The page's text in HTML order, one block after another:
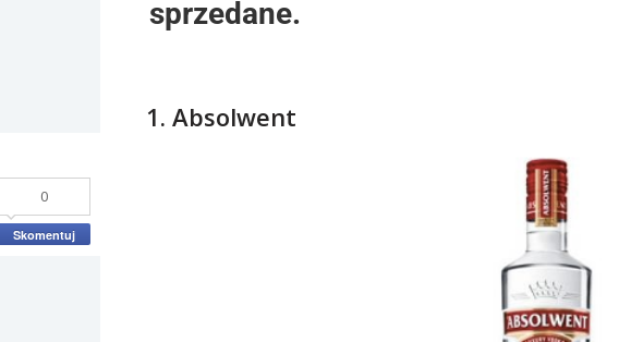
sprzedane.
0
Skomentuj
1. Absolwent